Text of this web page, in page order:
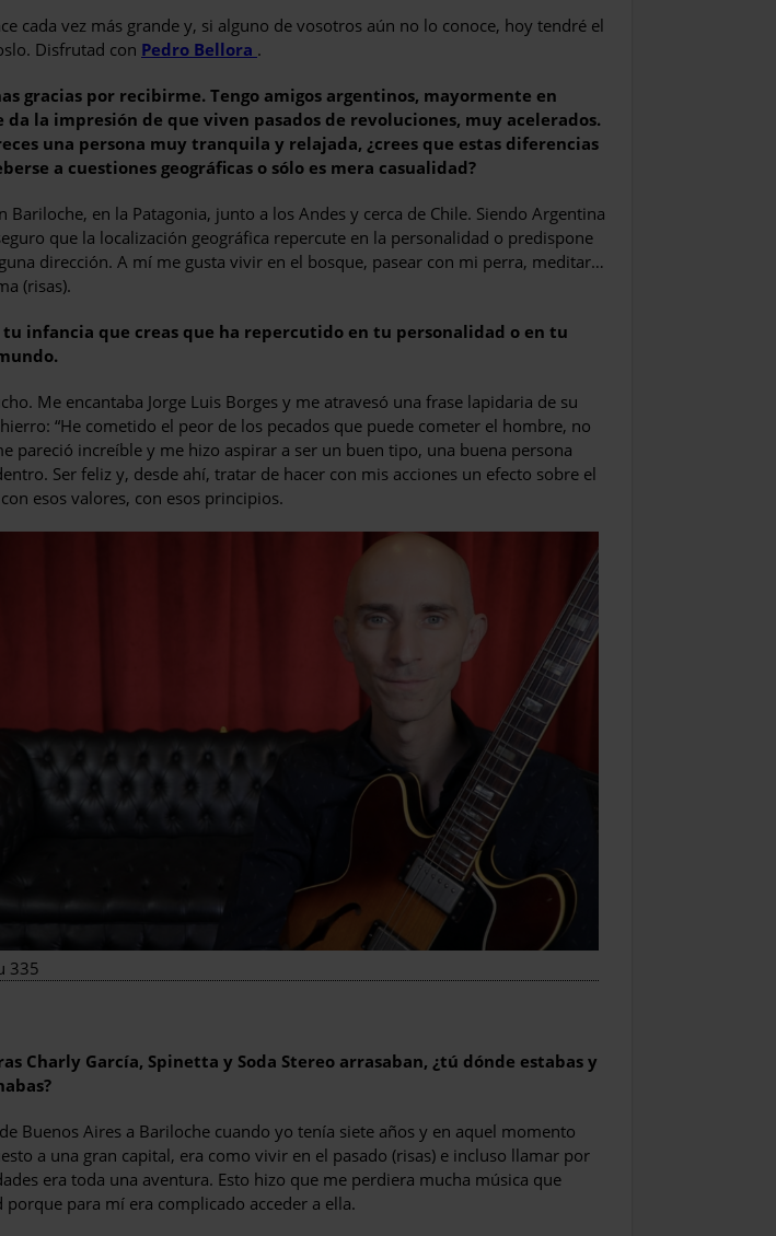
cada vez más grande y, si alguno de vosotros aún no lo conoce, hoy tendré el
Disfrutad con Pedro Bellora .
gracias por recibirme. Tengo amigos argentinos, mayormente en
da la impresión de que viven pasados de revoluciones, muy acelerados.
una persona muy tranquila y relajada, ¿crees que estas diferencias
a cuestiones geográficas o sólo es mera casualidad?
Bariloche, en la Patagonia, junto a los Andes y cerca de Chile. Siendo Argentina
que la localización geográfica repercute en la personalidad o predispone
dirección. A mí me gusta vivir en el bosque, pasear con mi perra, meditar…
(risas).
tu infancia que creas que ha repercutido en tu personalidad o en tu
Me encantaba Jorge Luis Borges y me atravesó una frase lapidaria de su
“He cometido el peor de los pecados que puede cometer el hombre, no
pareció increíble y me hizo aspirar a ser un buen tipo, una buena persona
Ser feliz y, desde ahí, tratar de hacer con mis acciones un efecto sobre el
esos valores, con esos principios.
335
Charly García, Spinetta y Soda Stereo arrasaban, ¿tú dónde estabas y
Buenos Aires a Bariloche cuando yo tenía siete años y en aquel momento
a una gran capital, era como vivir en el pasado (risas) e incluso llamar por
era toda una aventura. Esto hizo que me perdiera mucha música que
porque para mí era complicado acceder a ella.